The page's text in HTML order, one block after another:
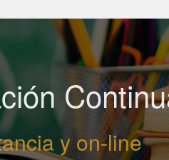
y on-line